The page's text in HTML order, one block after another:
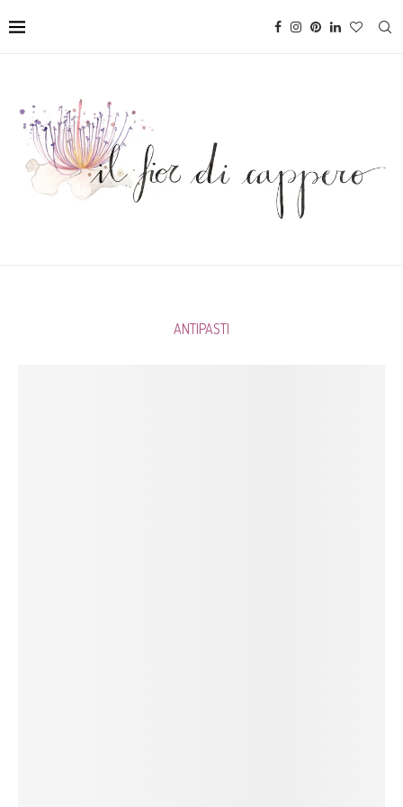
ANTIPASTI